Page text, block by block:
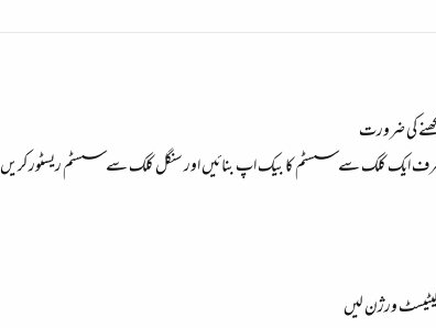
کی ضرورت
صرف ایک کلک سے سسٹم کا بیک اپ بنائیں اور سنگل کلک سے سسٹم ریسٹور کریں